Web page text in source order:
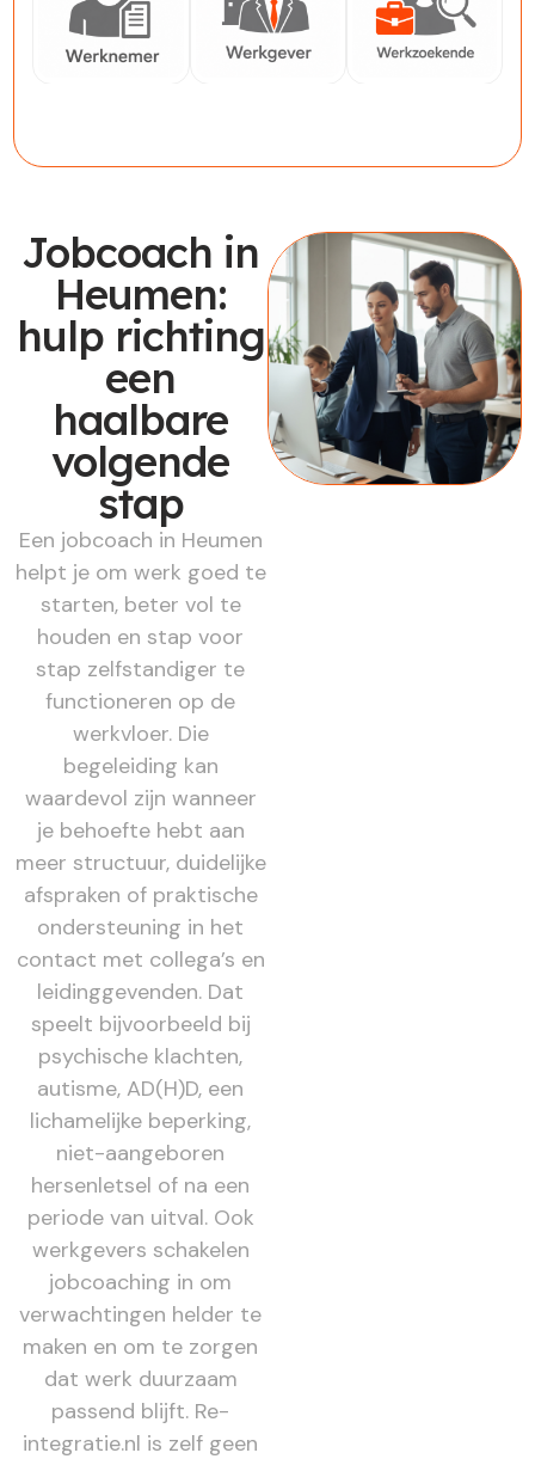
Jobcoach in
Heumen:
hulp richting
een
haalbare
volgende
stap
Een jobcoach in Heumen
helpt je om werk goed te
starten, beter vol te
houden en stap voor
stap zelfstandiger te
functioneren op de
werkvloer. Die
begeleiding kan
waardevol zijn wanneer
je behoefte hebt aan
meer structuur, duidelijke
afspraken of praktische
ondersteuning in het
contact met collega’s en
leidinggevenden. Dat
speelt bijvoorbeeld bij
psychische klachten,
autisme, AD(H)D, een
lichamelijke beperking,
niet-aangeboren
hersenletsel of na een
periode van uitval. Ook
werkgevers schakelen
jobcoaching in om
verwachtingen helder te
maken en om te zorgen
dat werk duurzaam
passend blijft. Re-
integratie.nl is zelf geen